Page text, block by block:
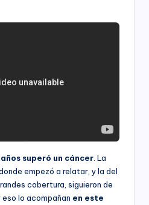
superó un cáncer . La
empezó a relatar, y la del
cobertura, siguieron de
lo acompañan en este